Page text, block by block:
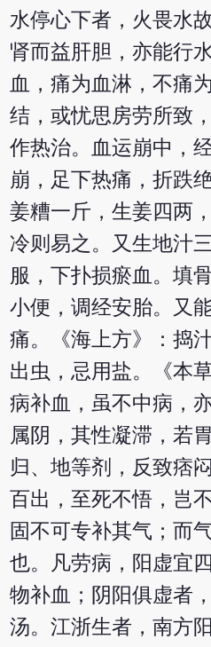
水停心下者，火畏水
肾而益肝胆，亦能行
血，痛为血淋，不痛
结，或忧思房劳所致
作热治。血运崩中，
崩，足下热痛，折跌
姜糟一斤，生姜四两
冷则易之。又生地汁
服，下扑损瘀血。填
小便，调经安胎。又
痛。《海上方》：捣
出虫，忌用盐。《本
病补血，虽不中病，
属阴，其性凝滞，若
归、地等剂，反致痞
百出，至死不悟，岂
固不可专补其气；而
也。凡劳病，阳虚宜
物补血；阴阳俱虚者
汤。江浙生者，南方